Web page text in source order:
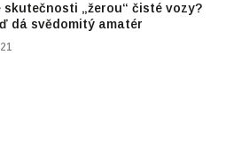
skutečnosti „žerou“ čisté vozy?
dá svědomitý amatér